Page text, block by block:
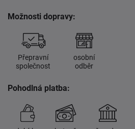
Možnosti dopravy:
Přepravní
společnost
osobní
odběr
Pohodlná platba: